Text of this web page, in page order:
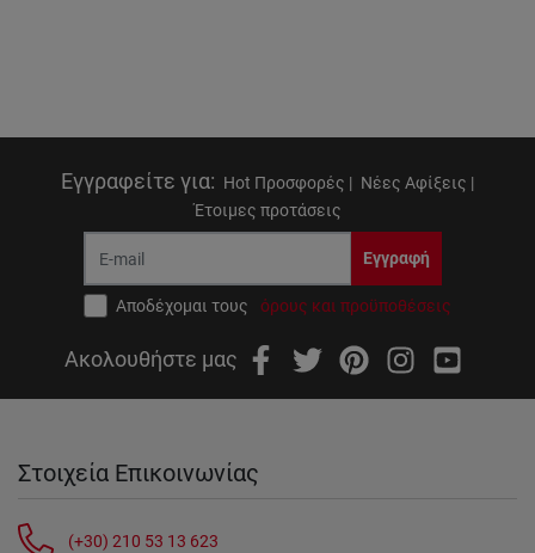
Εγγραφείτε για: Hot Προσφορές | Νέες Αφίξεις |
Έτοιμες προτάσεις
Εγγραφή
Αποδέχομαι τους όρους και προϋποθέσεις
Ακολουθήστε μας
Στοιχεία Επικοινωνίας
(+30) 210 53 13 623